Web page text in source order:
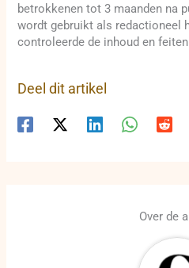
betrokkenen tot 3 maanden na
wordt gebruikt als redactioneel
controleerde de inhoud en
Deel dit artikel
Over de